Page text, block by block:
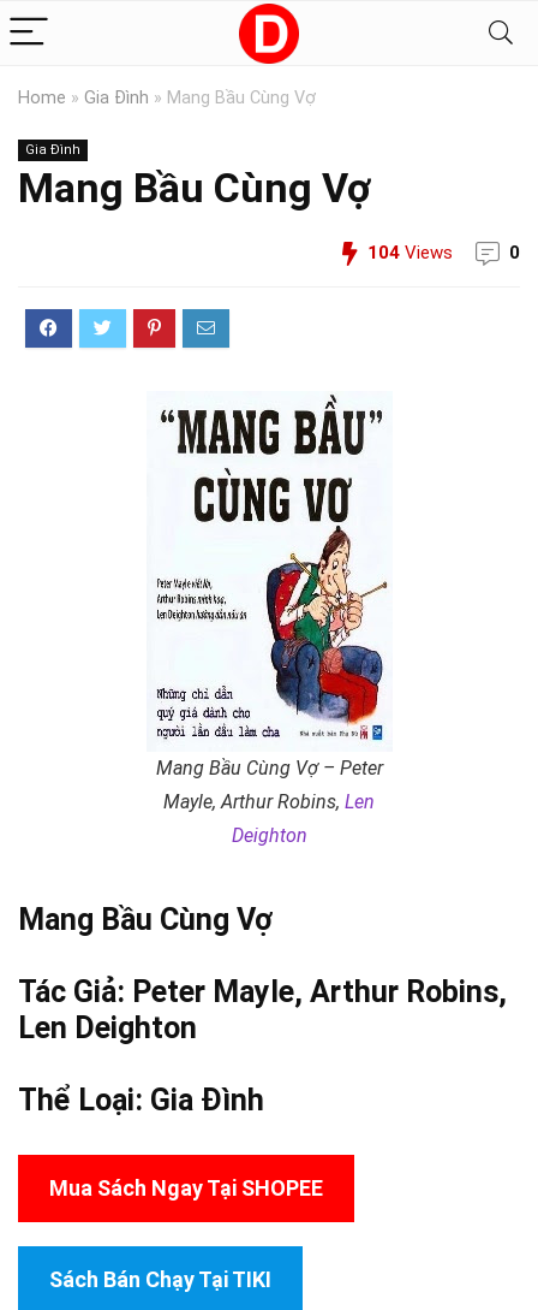
Home » Gia Đình » Mang Bầu Cùng Vợ
Gia Đình
Mang Bầu Cùng Vợ
104 Views 0
Mang Bầu Cùng Vợ – Peter
Mayle, Arthur Robins, Len
Deighton
Mang Bầu Cùng Vợ
Tác Giả: Peter Mayle, Arthur Robins,
Len Deighton
Thể Loại: Gia Đình
Mua Sách Ngay Tại SHOPEE
Sách Bán Chạy Tại TIKI